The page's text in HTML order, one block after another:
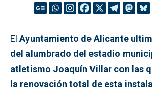
El Ayuntamiento de Alicante
del alumbrado del estadio
atletismo Joaquín Villar con las
la renovación total de esta